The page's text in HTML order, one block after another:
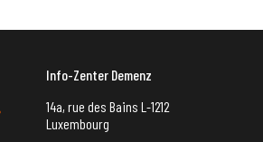
Info-Zenter Demenz
14a, rue des Bains L-1212
Luxembourg